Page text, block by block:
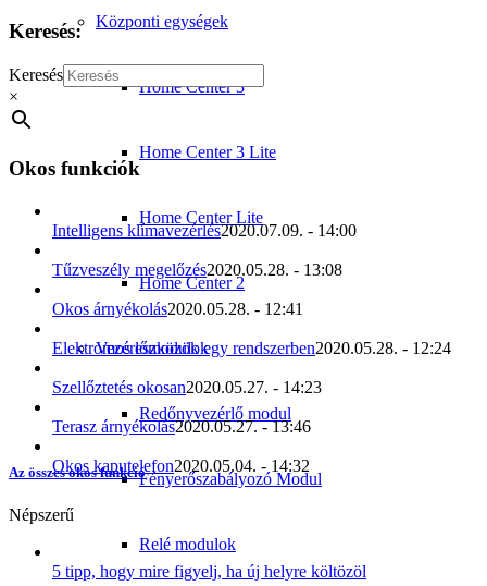
Központi egységek
Home Center 3
Home Center 3 Lite
Home Center Lite
Home Center 2
Vezérlőmodulok
Redőnyvezérlő modul
Fényerőszabályozó Modul
Relé modulok
Keresés:
Keresés
×
Okos funkciók
Intelligens klímavezérlés2020.07.09. - 14:00
Tűzveszély megelőzés2020.05.28. - 13:08
Okos árnyékolás2020.05.28. - 12:41
Elektromos eszközök egy rendszerben2020.05.28. - 12:24
Szellőztetés okosan2020.05.27. - 14:23
Terasz árnyékolás2020.05.27. - 13:46
Okos kaputelefon2020.05.04. - 14:32
Az összes okos funkció
Népszerű
5 tipp, hogy mire figyelj, ha új helyre költözöl